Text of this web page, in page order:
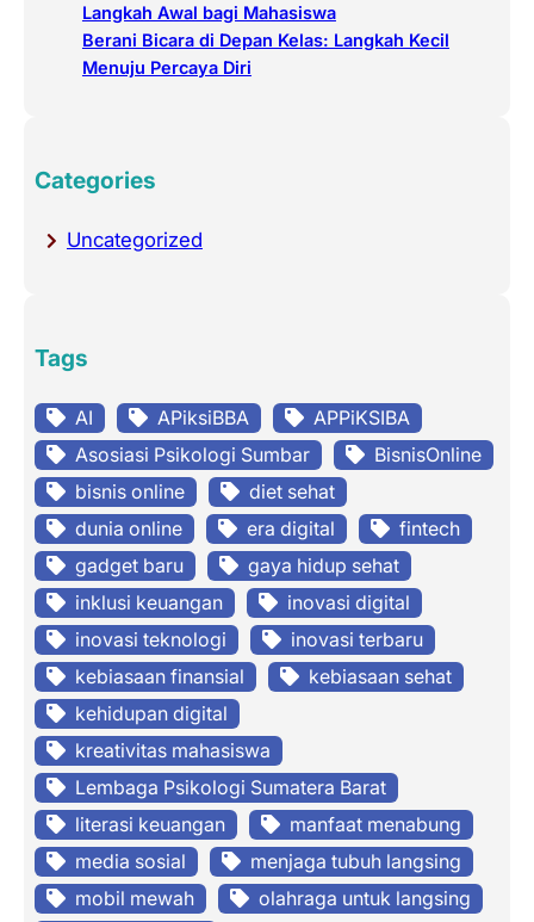
Langkah Awal bagi Mahasiswa
Berani Bicara di Depan Kelas: Langkah Kecil
Menuju Percaya Diri
Categories
Uncategorized
Tags
AI APiksiBBA
APPiKSIBA
Asosiasi Psikologi Sumbar
BisnisOnline
bisnis online
diet sehat
dunia online
era digital
fintech
gadget baru
gaya hidup sehat
inklusi keuangan
inovasi digital
inovasi teknologi
inovasi terbaru
kebiasaan finansial
kebiasaan sehat
kehidupan digital
kreativitas mahasiswa
Lembaga Psikologi Sumatera Barat
literasi keuangan
manfaat menabung
media sosial
menjaga tubuh langsing
mobil mewah
olahraga untuk langsing